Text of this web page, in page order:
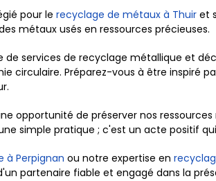
pour le recyclage de métaux à Thuir et
métaux usés en ressources précieuses.
services de recyclage métallique et
circulaire. Préparez-vous à être inspiré
opportunité de préserver nos
simple pratique ; c'est un acte positif
à Perpignan ou notre expertise en
partenaire fiable et engagé dans la